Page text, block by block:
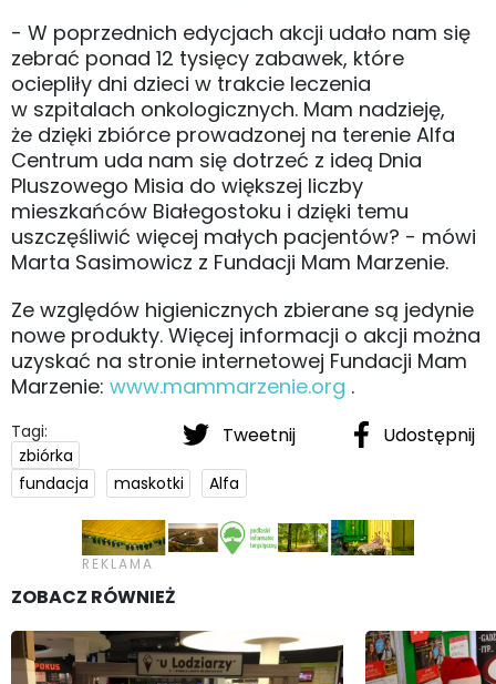
- W poprzednich edycjach akcji udało nam się
zebrać ponad 12 tysięcy zabawek, które
ociepliły dni dzieci w trakcie leczenia
w szpitalach onkologicznych. Mam nadzieję,
że dzięki zbiórce prowadzonej na terenie Alfa
Centrum uda nam się dotrzeć z ideą Dnia
Pluszowego Misia do większej liczby
mieszkańców Białegostoku i dzięki temu
uszczęśliwić więcej małych pacjentów? - mówi
Marta Sasimowicz z Fundacji Mam Marzenie.
Ze względów higienicznych zbierane są jedynie
nowe produkty. Więcej informacji o akcji można
uzyskać na stronie internetowej Fundacji Mam
Marzenie: www.mammarzenie.org .
Tweetnij Udostępnij
Tagi:
zbiórka
fundacja
maskotki Alfa
ZOBACZ RÓWNIEŻ